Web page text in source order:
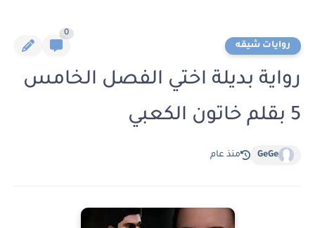
روايات شيقه
0
رواية بديلة اختي الفصل الخامس
5 بقلم خاتون الكعبي
GeGe منذ عام